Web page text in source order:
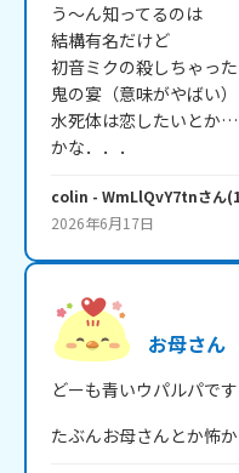
う～ん知ってるのは
結構有名だけど
初音ミクの殺しちゃっ
鬼の宴（意味がやばい
水死体は恋したいとか
colin - WmLlQvY7tnさん(
2026年6月17日
お母さん
どーも青いウパルパです
たぶんお母さんとか怖